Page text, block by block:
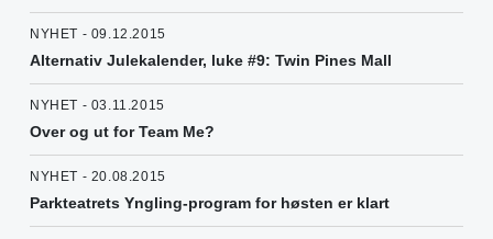
NYHET - 09.12.2015
Alternativ Julekalender, luke #9: Twin Pines Mall
NYHET - 03.11.2015
Over og ut for Team Me?
NYHET - 20.08.2015
Parkteatrets Yngling-program for høsten er klart